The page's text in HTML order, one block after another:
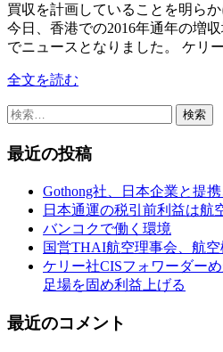
買収を計画していることを明ら
今日、香港での2016年通年の増
でニュースとなりました。 ケリ
全文を読む
検
最近の投稿
Gothong社、日本企業と提
日本通運の税引前利益は航
バンコクで働く環境
国営THAI航空理事会、航
ケリー社CISフォワーダー
足場を固め利益上げる
最近のコメント